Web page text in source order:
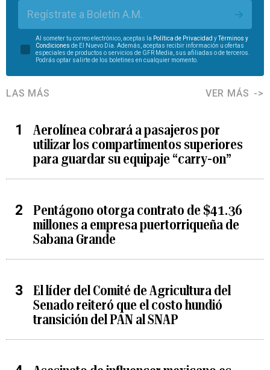
Regístrate a Boletín A.M.
Al someter tu correo electrónico, aceptas la Política de Privacidad yTérminos y
Condiciones de El Nuevo Día. Además, aceptas recibir información u ofertas
especiales de productos o servicios de GFR Media, sus afiliadas o de terceros.
Podrás optar salirte de los boletines en cualquier momento.
LAS MÁS VER MÁS
Aerolínea cobrará a pasajeros por
utilizar los compartimentos superiores
para guardar su equipaje “carry-on”
Pentágono otorga contrato de $41.36
millones a empresa puertorriqueña de
Sabana Grande
El líder del Comité de Agricultura del
Senado reiteró que el costo hundió
transición del PAN al SNAP